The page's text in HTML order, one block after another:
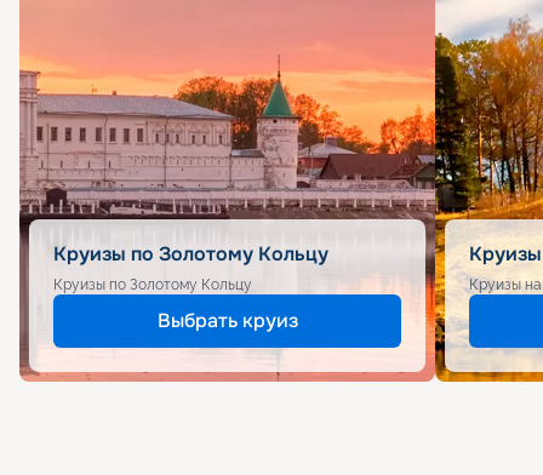
Круизы по Золотому Кольцу
Круизы по Золотому Кольцу
Выбрать круиз
Круизы